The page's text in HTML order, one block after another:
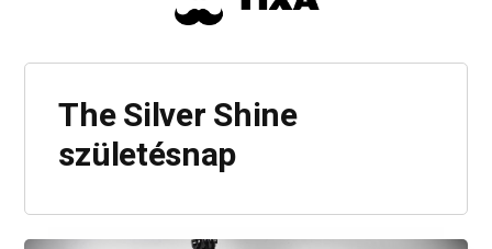
The Silver Shine
születésnap